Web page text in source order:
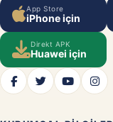
App Store
iPhone için
Direkt APK
Huawei için